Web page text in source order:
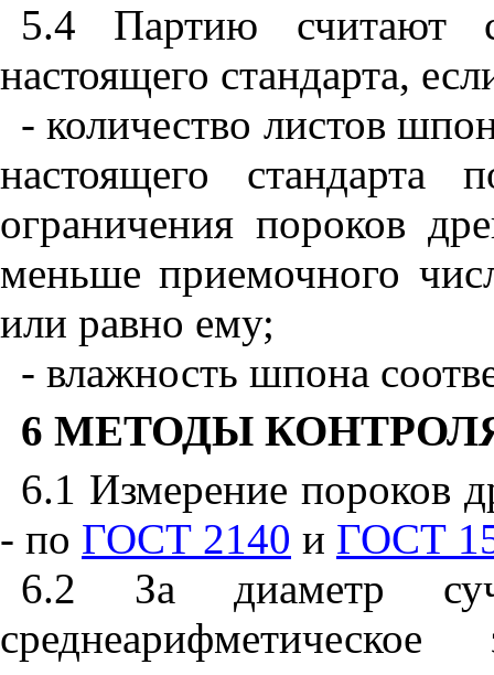
5.4 Партию считают
настоящего стандарта,
- количество листов
настоящего стандарта
ограничения пороков
меньше приемочного
или равно ему;
- влажность шпона
6 МЕТОДЫ
6.1 Измерение пороков
- по ГОСТ 2140 и ГОСТ
6.2 За диаметр